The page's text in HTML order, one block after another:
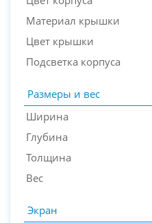
Материал крышки
Цвет крышки
Подсветка корпуса
Размеры и вес
Ширина
Глубина
Толщина
Вес
Экран